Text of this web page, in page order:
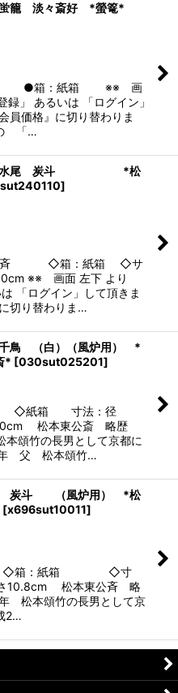
籠 淡々斎好 *螢篭*
●箱：紙箱 ※※ 画
録」 あるいは 「ログイン」
員価格』に切り替わりま
「…
用 水尾 炭斗 *松
]
公斉 ◇箱：紙箱 ◇サ
※※ 画面 左下 より
「ログイン」して頂きま
切り替わりま…
鳥 （白）（風炉用） *
* [030sut025201]
紙箱 寸法：径
松本東公斎 略歴
頌竹の長男として京都に
父 松本頌竹…
ぎ 炭斗 （風炉用） *松
[x696sut10011]
◇箱：紙箱 ◇寸
10.8cm 松本東公斉 略
松本頌竹の長男として京
2…